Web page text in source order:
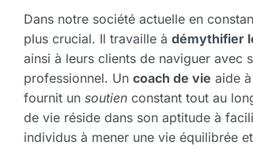
Dans notre société actuelle en
plus crucial. Il travaille à démythifier
ainsi à leurs clients de naviguer avec
professionnel. Un coach de vie aide à
fournit un soutien constant tout au
de vie réside dans son aptitude à
individus à mener une vie équilibrée